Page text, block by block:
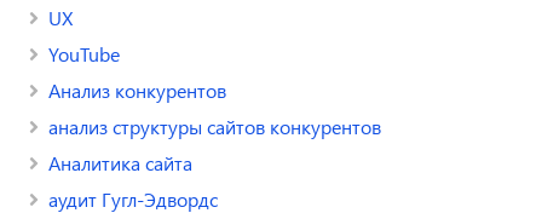
UX
YouTube
Анализ конкурентов
анализ структуры сайтов конкурентов
Аналитика сайта
аудит Гугл-Эдвордс